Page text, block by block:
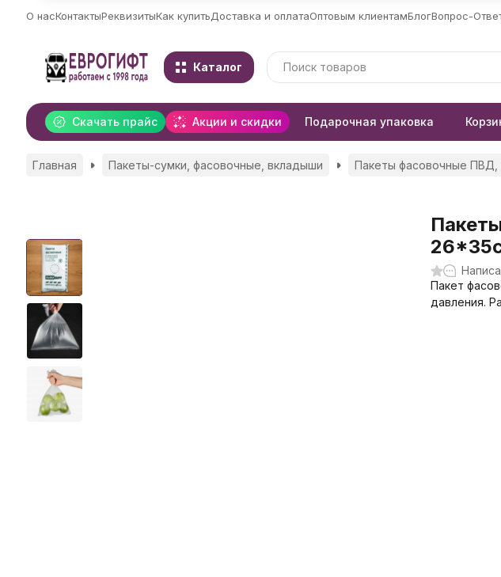
О насКонтактыРеквизитыКак купитьДоставка и оплатаОптовым клиентамБлогВопрос-
Каталог
Скачать прайс Акции и скидки Подарочная упаковка
Главная Пакеты-сумки, фасовочные, вкладыши Пакеты фасовочные
Пакет
давления.